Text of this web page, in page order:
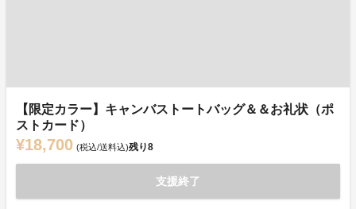
【限定カラー】キャンバストートバッグ＆＆お礼状（ポ
ストカード）
¥18,700 (税込/送料込)残り8
支援終了